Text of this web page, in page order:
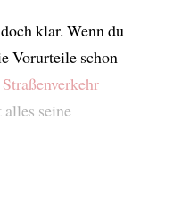
klar. Wenn du
Vorurteile schon
Straßenverkehr
seine